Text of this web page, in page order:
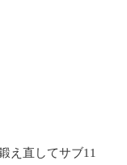
え直してサブ11